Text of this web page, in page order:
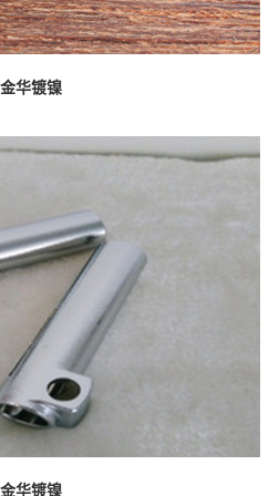
金华镀镍
金华镀镍